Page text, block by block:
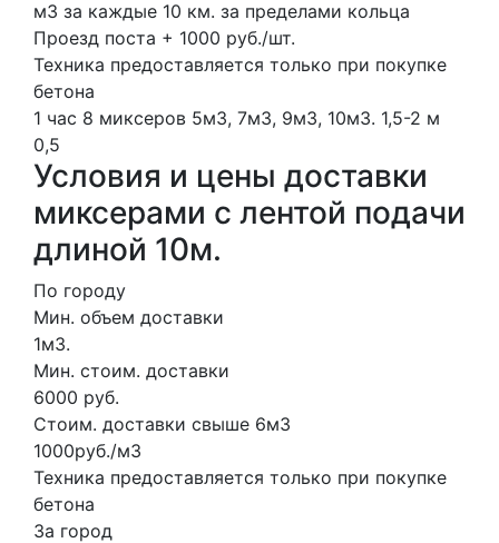
м3 за каждые 10 км. за пределами кольца
Проезд поста + 1000 руб./шт.
Техника предоставляется только при покупке
бетона
1 час 8 миксеров 5м3, 7м3, 9м3, 10м3. 1,5-2 м
0,5
Условия и цены доставки
миксерами с лентой подачи
длиной 10м.
По городу
Мин. объем доставки
1м3.
Мин. стоим. доставки
6000 руб.
Стоим. доставки свыше 6м3
1000руб./м3
Техника предоставляется только при покупке
бетона
За город